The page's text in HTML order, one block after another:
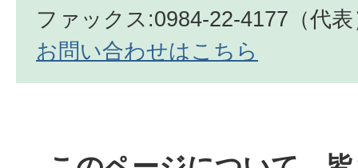
ファックス:0984-22-4177（代表
お問い合わせはこちら